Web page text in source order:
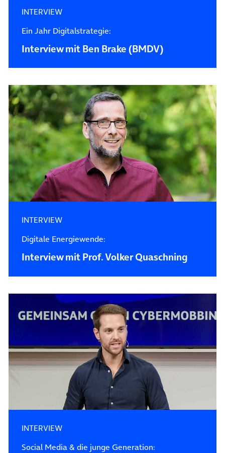
INTERVIEW
Ein Jahr Digitalstrategie:
Interview mit Ben Brake (BMDV)
INTERVIEW
Digitale Energiewende:
Interview mit Prof. Volker Quaschning
INTERVIEW
Social Media & die junge Generation: